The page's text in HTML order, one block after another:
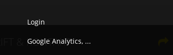
& KONTAKT
Login
Google Analytics, ...